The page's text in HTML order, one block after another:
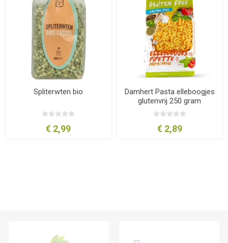
Spliterwten bio
€ 2,99
Damhert Pasta elleboogjes
glutenvrij 250 gram
€ 2,89